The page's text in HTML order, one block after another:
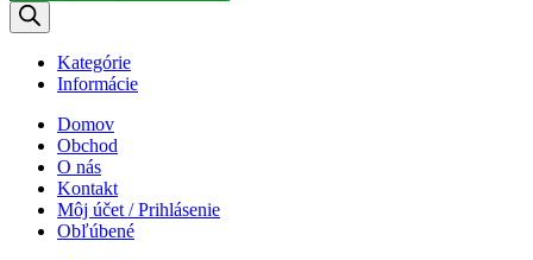
search
Kategórie
Informácie
Domov
Obchod
O nás
Kontakt
Môj účet / Prihlásenie
Obľúbené